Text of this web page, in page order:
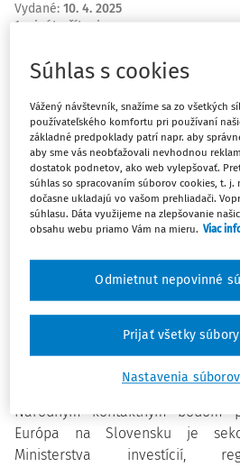
Vydané: 10. 4. 2025
1 minúta čítania
Európska komisia v
vypracovalanový pracovný
na roky 2025 -27, v rámci ktorého
na podporu digitálnych projektov
Prvá vlna výziev v objeme
otvorenáod 15. apríla 2025 do 2.
vlna výziev sa očakáva vo štvrtom
manuál na predkladanie
európskomFunding&Tenders
Pre verejnosť sa v súvislosti s
aj informačné dní, na ktoré
prostredníctvomstránky programu
Národným kontaktným bodom
Európa na Slovensku je
Ministerstva investícií,
Súhlas s cookies
Vážený návštevník, snažíme sa zo všetkých
používateľského komfortu pri používaní
základné predpoklady patrí napr. aby
aby sme vás neobťažovali nevhodnou
dostatok podnetov, ako web vylepšovať.
súhlas so spracovaním súborov cookies, t. j.
dočasne ukladajú vo vašom prehliadači.
súhlasu. Dáta využijeme na zlepšovanie
obsahu webu priamo Vám na mieru. Viac
Nastavenia
Odmietnut nepovinné
Prijať všetky